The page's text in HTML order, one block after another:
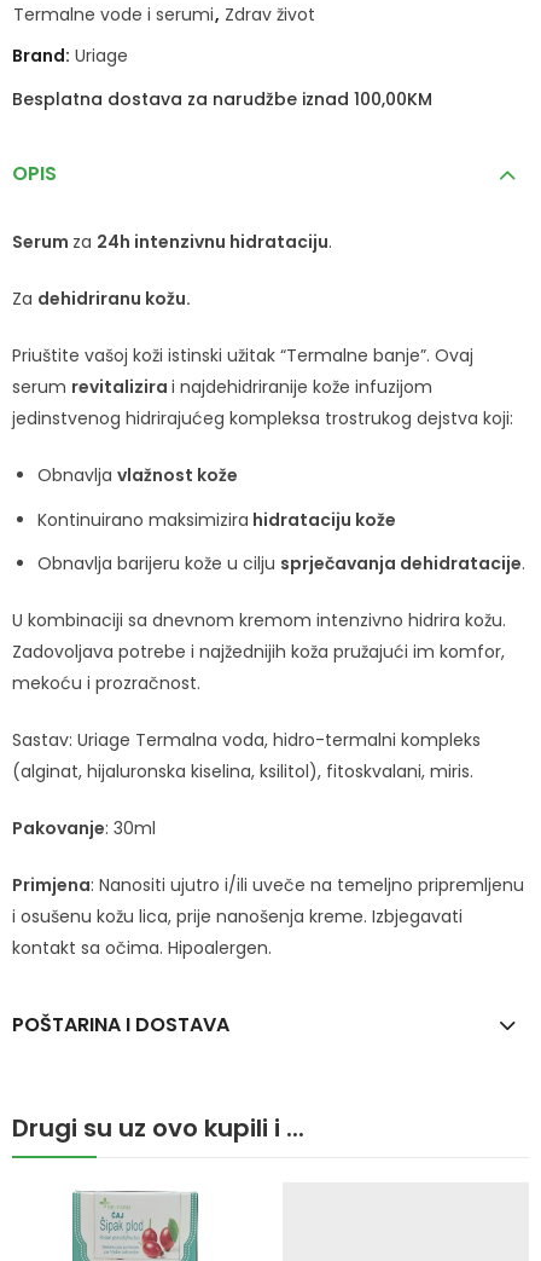
Termalne vode i serumi, Zdrav život
Brand: Uriage
Besplatna dostava za narudžbe iznad 100,00KM
OPIS
Serum za 24h intenzivnu hidrataciju.
Za dehidriranu kožu.
Priuštite vašoj koži istinski užitak “Termalne banje”. Ovaj
serum revitalizira i najdehidriranije kože infuzijom
jedinstvenog hidrirajućeg kompleksa trostrukog dejstva koji:
Obnavlja vlažnost kože
Kontinuirano maksimizira hidrataciju kože
Obnavlja barijeru kože u cilju sprječavanja dehidratacije.
U kombinaciji sa dnevnom kremom intenzivno hidrira kožu.
Zadovoljava potrebe i najžednijih koža pružajući im komfor,
mekoću i prozračnost.
Sastav: Uriage Termalna voda, hidro-termalni kompleks
(alginat, hijaluronska kiselina, ksilitol), fitoskvalani, miris.
Pakovanje: 30ml
Primjena: Nanositi ujutro i/ili uveče na temeljno pripremljenu
i osušenu kožu lica, prije nanošenja kreme. Izbjegavati
kontakt sa očima. Hipoalergen.
POŠTARINA I DOSTAVA
Drugi su uz ovo kupili i ...